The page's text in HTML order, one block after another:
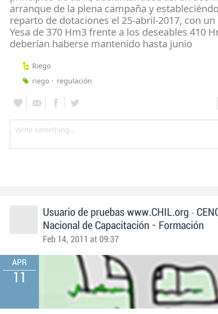
arranque de la plena campaña y
reparto de dotaciones el 25-abril-2017, con un
Yesa de 370 Hm3 frente a los deseables 410
deberían haberse mantenido hasta junio
Riego
riego
regulación
Usuario de pruebas www.CHIL.org -
Nacional de Capacitación - Formación
Feb 14, 2011 at 09:37
APR
11